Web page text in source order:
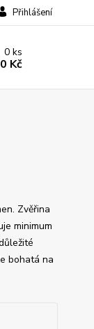
Přihlášení
0ks
0 Kč
Zvěřina
minimum
bohatá na